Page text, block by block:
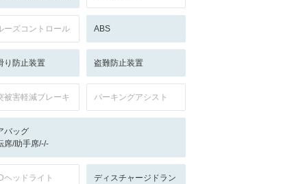
ーズコントロール ABS
り防止装置 盗難防止装置
被害軽減ブレーキ パーキングアシスト
バッグ
席/助手席/-/-
ヘッドライト
ディスチャージドラン